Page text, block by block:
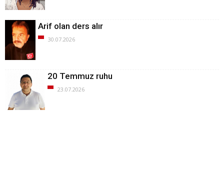
Arif olan ders alır
30.07.2026
20 Temmuz ruhu
23.07.2026